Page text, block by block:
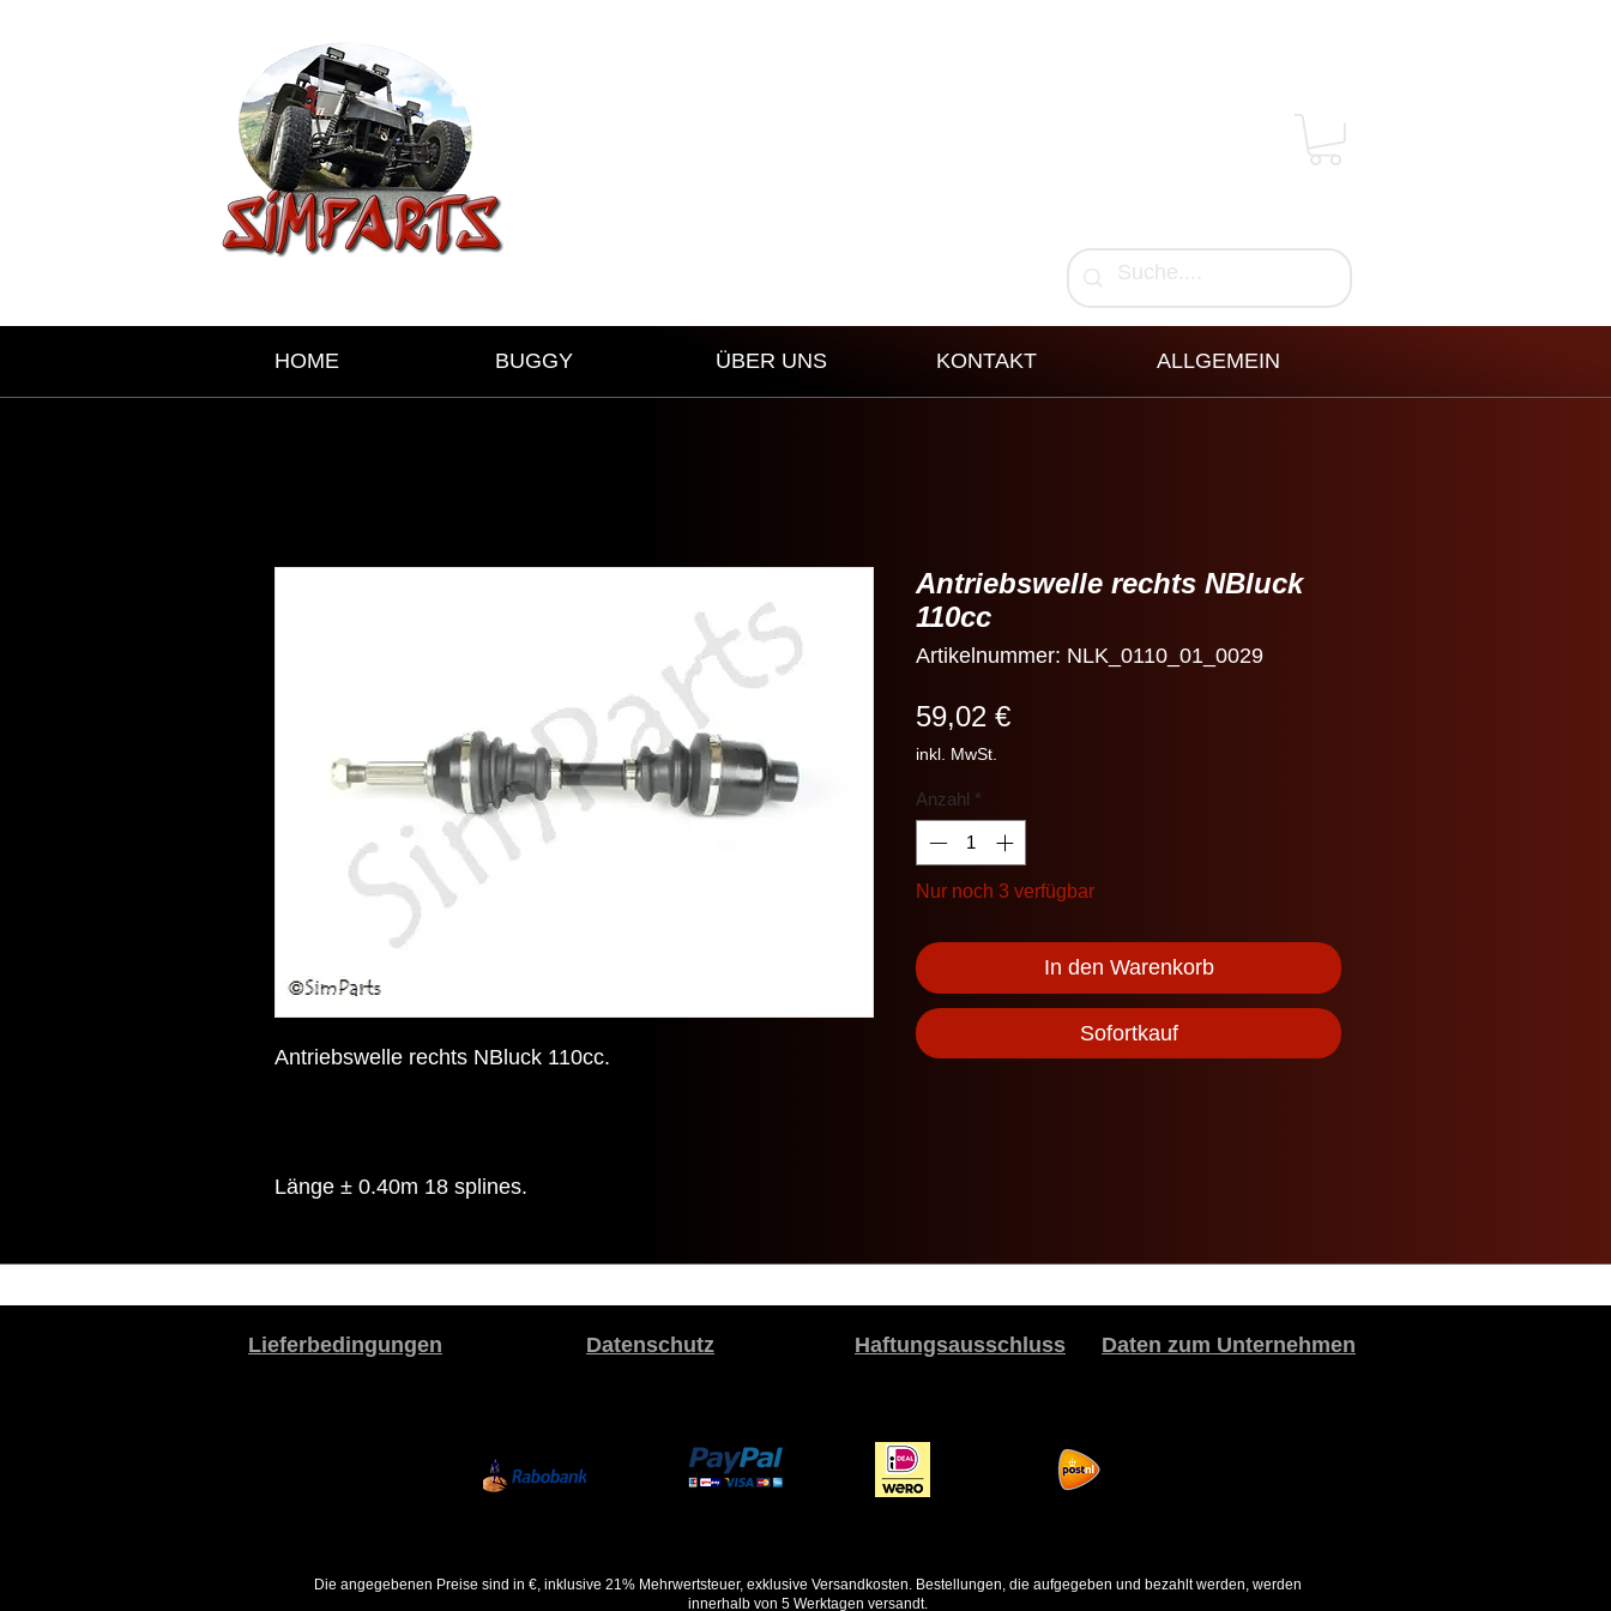
HOME BUGGY ÜBER UNS KONTAKT ALLGEMEIN
Antriebswelle rechts NBluck 110cc.
Länge ± 0.40m 18 splines.
Antriebswelle rechts NBluck
110cc
Artikelnummer: NLK_0110_01_0029
59,02 €Preis
inkl. MwSt.
Anzahl *
Nur noch 3 verfügbar
In den Warenkorb
Sofortkauf
Lieferbedingungen Datenschutz Haftungsausschluss Daten zum Unternehmen
Die angegebenen Preise sind in €, inklusive 21% Mehrwertsteuer, exklusive Versandkosten. Bestellungen, die aufgegeben und bezahlt werden, werden
innerhalb von 5 Werktagen versandt.